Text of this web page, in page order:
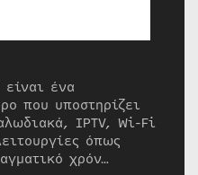
ένα
που υποστηρίζει
IPTV, Wi-Fi
όπως
χρόν…